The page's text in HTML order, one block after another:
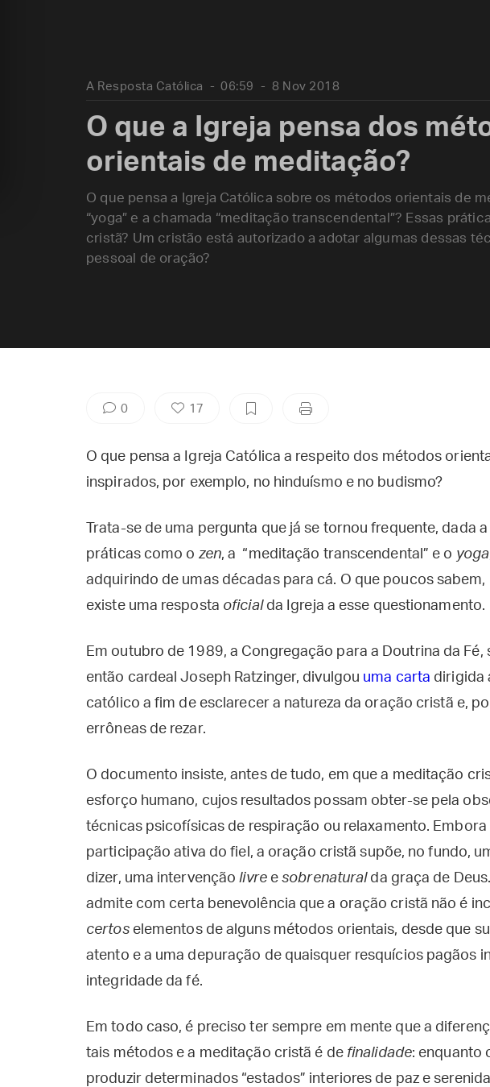
A Resposta Católica 06:59 8 Nov 2018
O que a Igreja pensa dos
orientais de meditação?
O que pensa a Igreja Católica sobre os métodos orientais de
“yoga” e a chamada “meditação transcendental”? Essas
cristã? Um cristão está autorizado a adotar algumas dessas
pessoal de oração?
0 17
O que pensa a Igreja Católica a respeito dos métodos
inspirados, por exemplo, no hinduísmo e no budismo?
Trata-se de uma pergunta que já se tornou frequente, dada
práticas como o zen, a “meditação transcendental” e o yoga
adquirindo de umas décadas para cá. O que poucos sabem,
existe uma resposta oficialda Igreja a esse questionamento.
Em outubro de 1989, a Congregação para a Doutrina da Fé,
então cardeal Joseph Ratzinger, divulgou uma carta dirigida
católico a fim de esclarecer a natureza da oração cristã e,
errôneas de rezar.
O documento insiste, antes de tudo, em que a meditação
esforço humano, cujos resultados possam obter-se pela
técnicas psicofísicas de respiração ou relaxamento.
participação ativa do fiel, a oração cristã supõe, no fundo,
dizer, uma intervençãolivreesobrenaturalda graça de
admite com certa benevolência que a oração cristã não é
certoselementos de alguns métodos orientais, desde que
atento e a uma depuração de quaisquer resquícios pagãos
integridade da fé.
Em todo caso, é preciso ter sempre em mente que a
tais métodos e a meditação cristã é de finalidade: enquanto
produzir determinados “estados” interiores de paz e